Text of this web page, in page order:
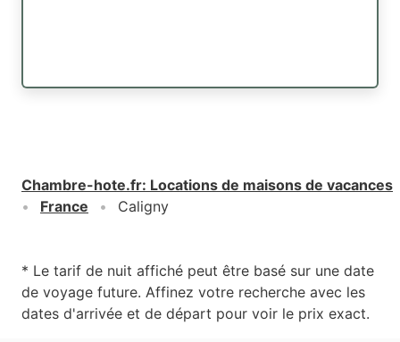
Chambre-hote.fr: Locations de maisons de vacances
France
Caligny
* Le tarif de nuit affiché peut être basé sur une date
de voyage future. Affinez votre recherche avec les
dates d'arrivée et de départ pour voir le prix exact.